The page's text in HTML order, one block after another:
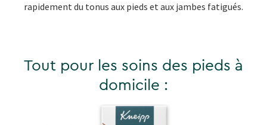
rapidement du tonus aux pieds et aux jambes fatigués.
Tout pour les soins des pieds à
domicile :